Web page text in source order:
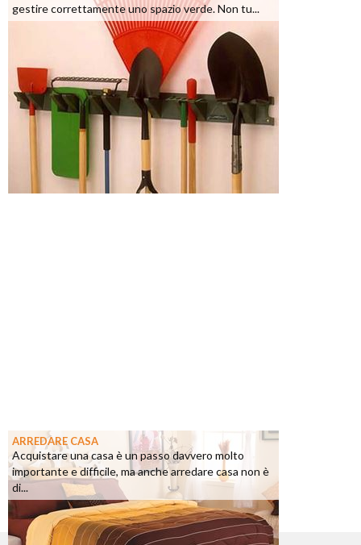
gestire correttamente uno spazio verde. Non tu...
ARREDARE CASA
Acquistare una casa è un passo davvero molto
importante e difficile, ma anche arredare casa non è
di...